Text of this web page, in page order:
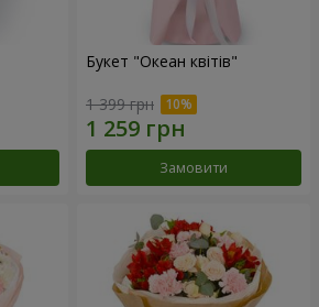
Букет "Океан квітів"
1 399 грн
Замовити